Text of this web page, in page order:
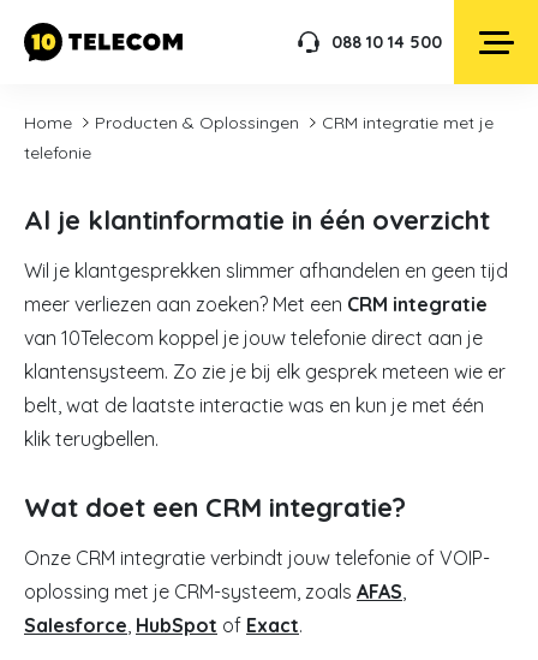
088 10 14 500
Home Producten & Oplossingen
CRM integratie met je
telefonie
Al je klantinformatie in één overzicht
Wil je klantgesprekken slimmer afhandelen en geen tijd
meer verliezen aan zoeken? Met een CRM integratie
van 10Telecom koppel je jouw telefonie direct aan je
klantensysteem. Zo zie je bij elk gesprek meteen wie er
belt, wat de laatste interactie was en kun je met één
klik terugbellen.
Wat doet een CRM integratie?
Onze CRM integratie verbindt jouw telefonie of VOIP-
oplossing met je CRM-systeem, zoals AFAS,
Salesforce, HubSpot of Exact.